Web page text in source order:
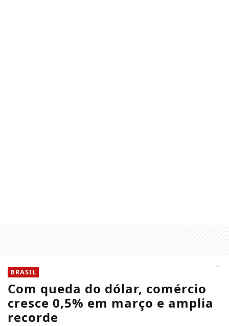
BRASIL
Com queda do dólar, comércio
cresce 0,5% em março e amplia
recorde